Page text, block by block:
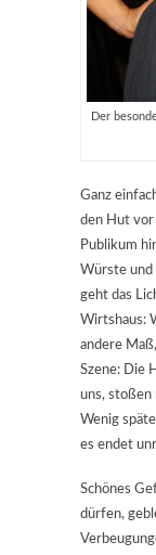
Der
Ganz
den Hut vor
Publikum
Würste und
geht das
Wirtshaus:
andere
Szene: Die
uns, stoßen
Wenig
es endet
Schönes
dürfen,